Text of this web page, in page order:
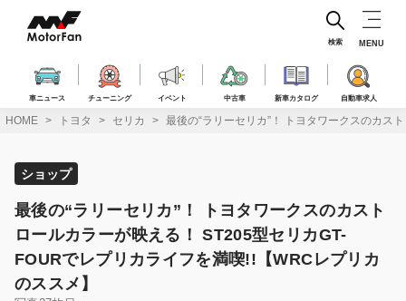
ス
車ニュース チューニング イベント 中古車 新車カタログ 自動車求人
検索 MENU
HOME トヨタ セリカ 最後の“ラリーセリカ”！ トヨタワークスのカス
ショップ
最後の“ラリーセリカ”！ トヨタワークスのカスト
ロールカラーが映える！ ST205型セリカGT-
FOURでレプリカライフを満喫!!【WRCレプリカ
のススメ】